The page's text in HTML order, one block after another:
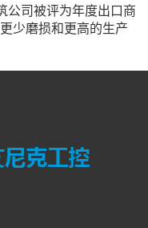
公司被评为年度出口商
少磨损和更高的生产